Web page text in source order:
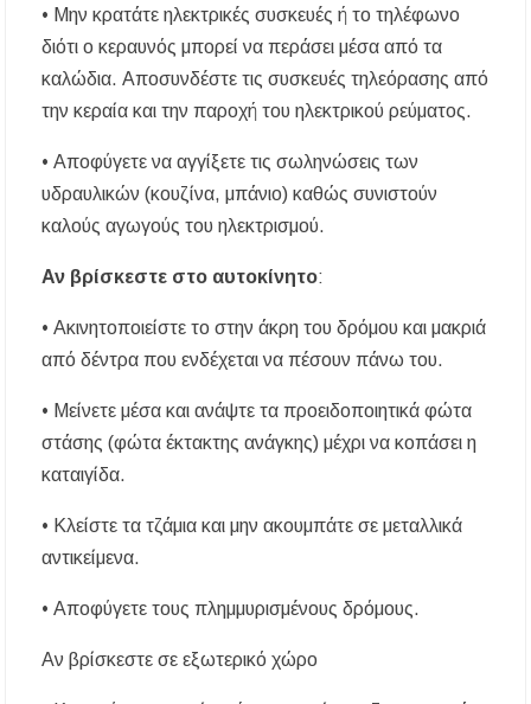
• Μην κρατάτε ηλεκτρικές συσκευές ή το τηλέφωνο
διότι ο κεραυνός μπορεί να περάσει μέσα από τα
καλώδια. Αποσυνδέστε τις συσκευές τηλεόρασης από
την κεραία και την παροχή του ηλεκτρικού ρεύματος.
• Αποφύγετε να αγγίξετε τις σωληνώσεις των
υδραυλικών (κουζίνα, μπάνιο) καθώς συνιστούν
καλούς αγωγούς του ηλεκτρισμού.
Αν βρίσκεστε στο αυτοκίνητο:
• Ακινητοποιείστε το στην άκρη του δρόμου και μακριά
από δέντρα που ενδέχεται να πέσουν πάνω του.
• Μείνετε μέσα και ανάψτε τα προειδοποιητικά φώτα
στάσης (φώτα έκτακτης ανάγκης) μέχρι να κοπάσει η
καταιγίδα.
• Κλείστε τα τζάμια και μην ακουμπάτε σε μεταλλικά
αντικείμενα.
• Αποφύγετε τους πλημμυρισμένους δρόμους.
Αν βρίσκεστε σε εξωτερικό χώρο